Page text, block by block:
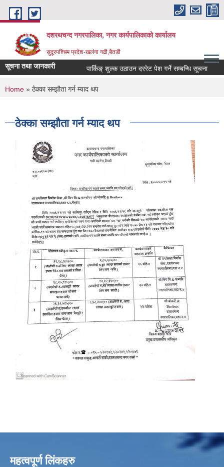
Skip to main content
दशरथचन्द नगरपालिका, नगर कार्यपालिकाको कार्यालय
सुदूरपश्चिम प्रदेश-खलंगा गढी,बैतडी
सूचना तथा जानकारी पार्किङ् शुल्क उठाउन दररेट पेश गर्ने सम्बन्धि सूचना
You are here
Home » ठेक्का सम्झौता गर्न म्याद थप
ठेक्का सम्झौता गर्न म्याद थप
महत्वपूर्ण लिंकहरु